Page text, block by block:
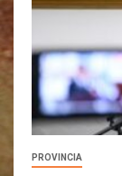
PROVINCIA